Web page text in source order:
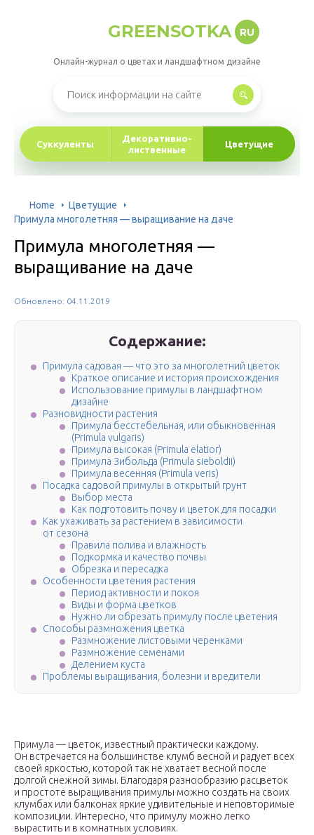
GREENSOTKA RU
Онлайн-журнал о цветах и ландшафтном дизайне
Суккуленты
Декоративно-
лиственные
Цветущие
Home
Цветущие
Примула многолетняя — выращивание на даче
Примула многолетняя —
выращивание на даче
Обновлено: 04.11.2019
Содержание:
Примула садовая — что это за многолетний цветок
Краткое описание и история происхождения
Использование примулы в ландшафтном
дизайне
Разновидности растения
Примула бесстебельная, или обыкновенная
(Primula vulgaris)
Примула высокая (Primula elatior)
Примула Зибольда (Primula sieboldii)
Примула весенняя (Primula veris)
Посадка садовой примулы в открытый грунт
Выбор места
Как подготовить почву и цветок для посадки
Как ухаживать за растением в зависимости
от сезона
Правила полива и влажность
Подкормка и качество почвы
Обрезка и пересадка
Особенности цветения растения
Период активности и покоя
Виды и форма цветков
Нужно ли обрезать примулу после цветения
Способы размножения цветка
Размножение листовыми черенками
Размножение семенами
Делением куста
Проблемы выращивания, болезни и вредители
Примула — цветок, известный практически каждому.
Он встречается на большинстве клумб весной и радует всех
своей яркостью, которой так не хватает весной после
долгой снежной зимы. Благодаря разнообразию расцветок
и простоте выращивания примулы можно создать на своих
клумбах или балконах яркие удивительные и неповторимые
композиции. Интересно, что примулу можно легко
вырастить и в комнатных условиях.